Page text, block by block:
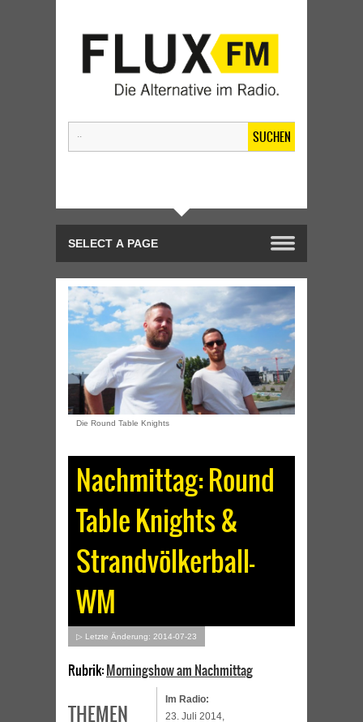
SUCHEN
Die Round Table Knights
Nachmittag: Round
Table Knights &
Strandvölkerball-
WM
▷ Letzte Änderung: 2014-07-23
Rubrik:Morningshow am Nachmittag
Im Radio:
23. Juli 2014,
THEMEN